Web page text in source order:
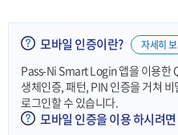
모바일 인증이란? 자세히
Pass-Ni Smart Login 앱을 이용한
생체인증, 패턴, PIN 인증을 거쳐
로그인할 수 있습니다.
모바일 인증을 이용 하시려면